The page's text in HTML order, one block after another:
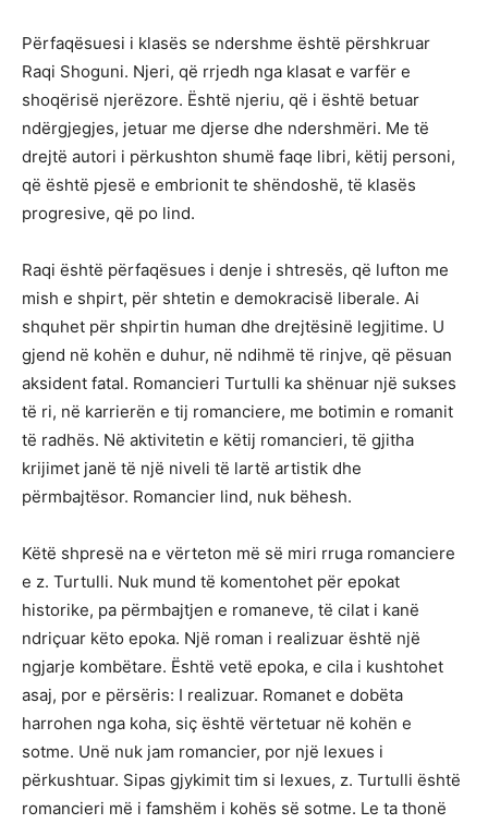
Përfaqësuesi i klasës se ndershme është përshkruar
Raqi Shoguni. Njeri, që rrjedh nga klasat e varfër e
shoqërisë njerëzore. Është njeriu, që i është betuar
ndërgjegjes, jetuar me djerse dhe ndershmëri. Me të
drejtë autori i përkushton shumë faqe libri, këtij personi,
që është pjesë e embrionit te shëndoshë, të klasës
progresive, që po lind.
Raqi është përfaqësues i denje i shtresës, që lufton me
mish e shpirt, për shtetin e demokracisë liberale. Ai
shquhet për shpirtin human dhe drejtësinë legjitime. U
gjend në kohën e duhur, në ndihmë të rinjve, që pësuan
aksident fatal. Romancieri Turtulli ka shënuar një sukses
të ri, në karrierën e tij romanciere, me botimin e romanit
të radhës. Në aktivitetin e këtij romancieri, të gjitha
krijimet janë të një niveli të lartë artistik dhe
përmbajtësor. Romancier lind, nuk bëhesh.
Këtë shpresë na e vërteton më së miri rruga romanciere
e z. Turtulli. Nuk mund të komentohet për epokat
historike, pa përmbajtjen e romaneve, të cilat i kanë
ndriçuar këto epoka. Një roman i realizuar është një
ngjarje kombëtare. Është vetë epoka, e cila i kushtohet
asaj, por e përsëris: I realizuar. Romanet e dobëta
harrohen nga koha, siç është vërtetuar në kohën e
sotme. Unë nuk jam romancier, por një lexues i
përkushtuar. Sipas gjykimit tim si lexues, z. Turtulli është
romancieri më i famshëm i kohës së sotme. Le ta thonë